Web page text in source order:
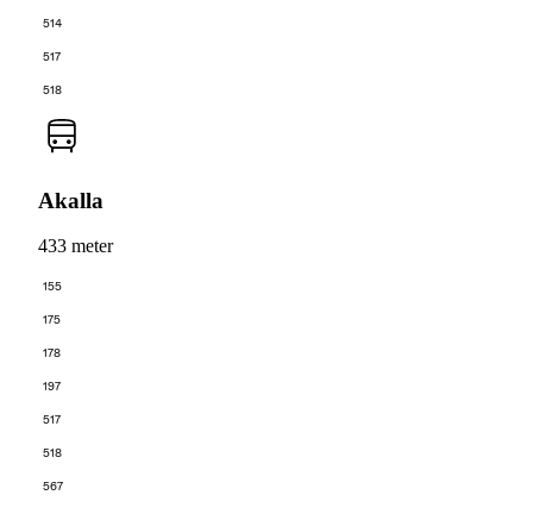
514
517
518
Akalla
433 meter
155
175
178
197
517
518
567